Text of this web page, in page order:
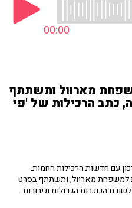
00:00
מארוול ותשתתף
כתב הרכילות של 'פי
עם חדשות הרכילות החמות.
מארוול, ותשתתף בסרט
הכוכבות הגדולות וגיבורות